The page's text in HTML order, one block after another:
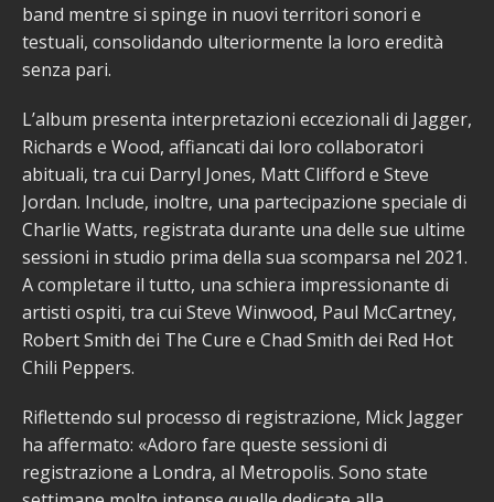
band mentre si spinge in nuovi territori sonori e
testuali, consolidando ulteriormente la loro eredità
senza pari.
L’album presenta interpretazioni eccezionali di Jagger,
Richards e Wood, affiancati dai loro collaboratori
abituali, tra cui Darryl Jones, Matt Clifford e Steve
Jordan. Include, inoltre, una partecipazione speciale di
Charlie Watts, registrata durante una delle sue ultime
sessioni in studio prima della sua scomparsa nel 2021.
A completare il tutto, una schiera impressionante di
artisti ospiti, tra cui Steve Winwood, Paul McCartney,
Robert Smith dei The Cure e Chad Smith dei Red Hot
Chili Peppers.
Riflettendo sul processo di registrazione, Mick Jagger
ha affermato: «Adoro fare queste sessioni di
registrazione a Londra, al Metropolis. Sono state